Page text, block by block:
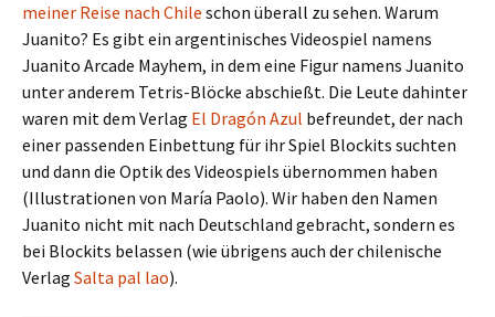
meiner Reise nach Chile schon überall zu sehen. Warum
Juanito? Es gibt ein argentinisches Videospiel namens
Juanito Arcade Mayhem, in dem eine Figur namens Juanito
unter anderem Tetris-Blöcke abschießt. Die Leute dahinter
waren mit dem Verlag El Dragón Azul befreundet, der nach
einer passenden Einbettung für ihr Spiel Blockits suchten
und dann die Optik des Videospiels übernommen haben
(Illustrationen von María Paolo). Wir haben den Namen
Juanito nicht mit nach Deutschland gebracht, sondern es
bei Blockits belassen (wie übrigens auch der chilenische
Verlag Salta pal lao).